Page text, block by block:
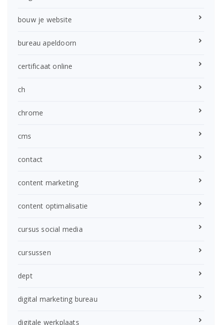
bouw je website
bureau apeldoorn
certificaat online
ch
chrome
cms
contact
content marketing
content optimalisatie
cursus social media
cursussen
dept
digital marketing bureau
digitale werkplaats